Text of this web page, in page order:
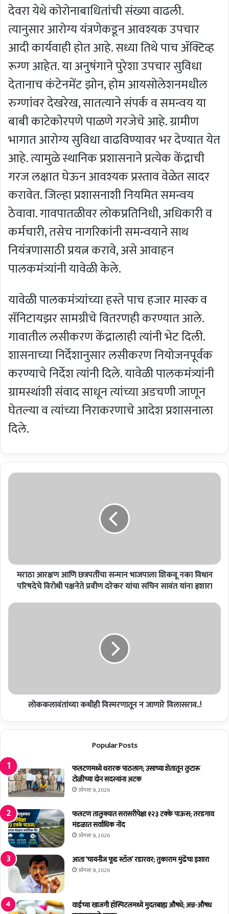
देवरा येथे कोरोनाबाधितांची संख्या वाढली.
त्यानुसार आरोग्य यंत्रणेकडून आवश्यक उपचार
आदी कार्यवाही होत आहे. सध्या तिथे पाच ॲक्टिव्ह
रूग्ण आहेत. या अनुषंगाने पुरेशा उपचार सुविधा
देतानाच कंटेनमेंट झोन, होम आयसोलेशनमधील
रुग्णांवर देखरेख, सातत्याने संपर्क व समन्वय या
बाबी काटेकोरपणे पाळणे गरजेचे आहे. ग्रामीण
भागात आरोग्य सुविधा वाढविण्यावर भर देण्यात येत
आहे. त्यामुळे स्थानिक प्रशासनाने प्रत्येक केंद्राची
गरज लक्षात घेऊन आवश्यक प्रस्ताव वेळेत सादर
करावेत. जिल्हा प्रशासनाशी नियमित समन्वय
ठेवावा. गावपातळीवर लोकप्रतिनिधी, अधिकारी व
कर्मचारी, तसेच नागरिकांनी समन्वयाने साथ
नियंत्रणासाठी प्रयत्न करावे, असे आवाहन
पालकमंत्र्यांनी यावेळी केले.
यावेळी पालकमंत्र्यांच्या हस्ते पाच हजार मास्क व
सॅनिटायझर सामग्रीचे वितरणही करण्यात आले.
गावातील लसीकरण केंद्रालाही त्यांनी भेट दिली.
शासनाच्या निर्देशानुसार लसीकरण नियोजनपूर्वक
करण्याचे निर्देश त्यांनी दिले. यावेळी पालकमंत्र्यांनी
ग्रामस्थांशी संवाद साधून त्यांच्या अडचणी जाणून
घेतल्या व त्यांच्या निराकरणाचे आदेश प्रशासनाला
दिले.
म
णि
तीं
ला
वू
वि
धा
न
प
रि
ष
दे
चे
वि
रो
धी
क्ष
ने
ते
मराठा आरक्षण आणि छत्रपतींचा सन्मान भाजपाला शिकवू नका विधान
परिषदेचे विरोधी पक्षनेते प्रवीण दरेकर यांचा सचिन सावंत यांना इशारा
लो
धी
स्म
तू
न
न
जा
णा
रे
वि
ला
स
रा
व
.
!
लोककलावंतांच्या कधीही विस्मरणातून न जाणारे विलासराव..!
Popular Posts
फलटणमध्ये थरारक पाठलाग; उसाच्या शेतातून लुटारू
टोळीच्या दोन सदस्यांना अटक
ऑगस्ट 9, 2026
फलटण तालुक्यात सरासरीपेक्षा १२३ टक्के पाऊस; तरडगाव
मंडळात सर्वाधिक नोंद
ऑगस्ट 9, 2026
आता ‘चायनीज फूड स्टॉल’ रडारवर; तुकाराम मुंढेंचा इशारा
ऑगस्ट 9, 2026
वाईच्या खाजगी हॉस्पिटलमध्ये मुदतबाह्य औषधे; अन्न-औषध